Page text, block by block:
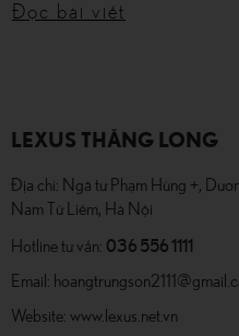
Đọc bài viết
LEXUS THĂNG LONG
Địa chỉ: Ngã tư Phạm Hùng +,
Nam Từ Liêm, Hà Nội
Hotline tư vấn: 036 556 1111
Email:
Website: www.lexus.net.vn